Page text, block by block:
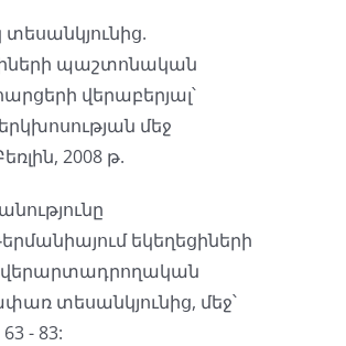
պաշտոնական
վերաբերյալ՝
մեջ
2008 թ.
եկեղեցիների
վերարտադրողական
տեսանկյունից, մեջ՝
- 83: